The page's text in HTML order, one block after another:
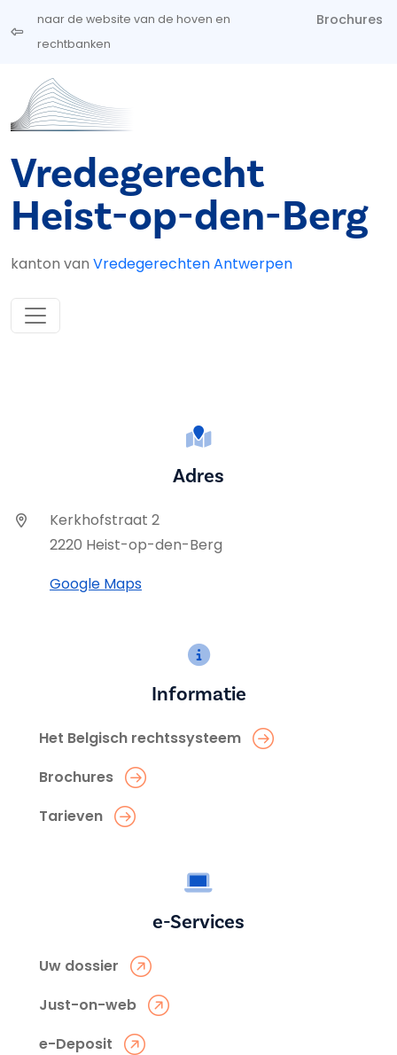
Overslaan en naar de inhoud gaan
naar de website van de hoven en
rechtbanken
Brochures
Vredegerecht
Heist-op-den-Berg
kanton van Vredegerechten Antwerpen
Adres
Kerkhofstraat 2
2220 Heist-op-den-Berg
Google Maps
Informatie
Het Belgisch rechtssysteem
Brochures
Tarieven
e-Services
Uw dossier
Just-on-web
e-Deposit